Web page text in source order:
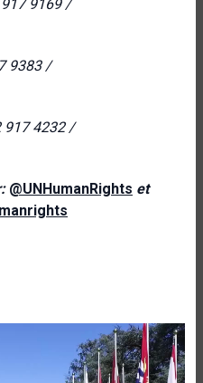
9169 /
9383 /
917 4232 /
@UNHumanRights et